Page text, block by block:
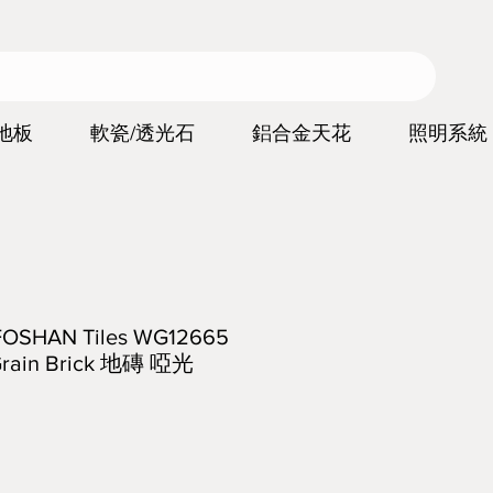
板 軟瓷/透光石 鋁合金天花 照明系統
Tiles WG12665
Brick 地磚 啞光